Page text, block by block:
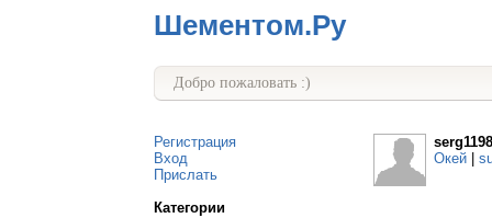
Шементом.Ру
Добро пожаловать :)
Регистрация
Вход
Прислать
Категории
Окей